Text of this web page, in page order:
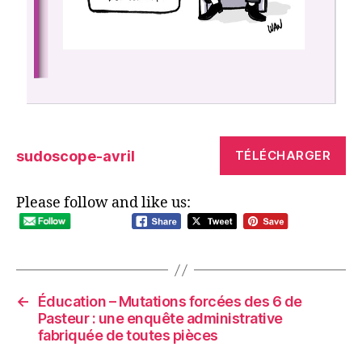
sudoscope-avril TÉLÉCHARGER
Please follow and like us:
←
Éducation – Mutations forcées des 6 de
Pasteur : une enquête administrative
fabriquée de toutes pièces